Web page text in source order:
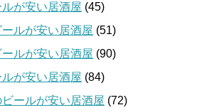
が安い居酒屋 (45)
ルが安い居酒屋 (51)
ルが安い居酒屋 (90)
が安い居酒屋 (84)
ールが安い居酒屋 (72)